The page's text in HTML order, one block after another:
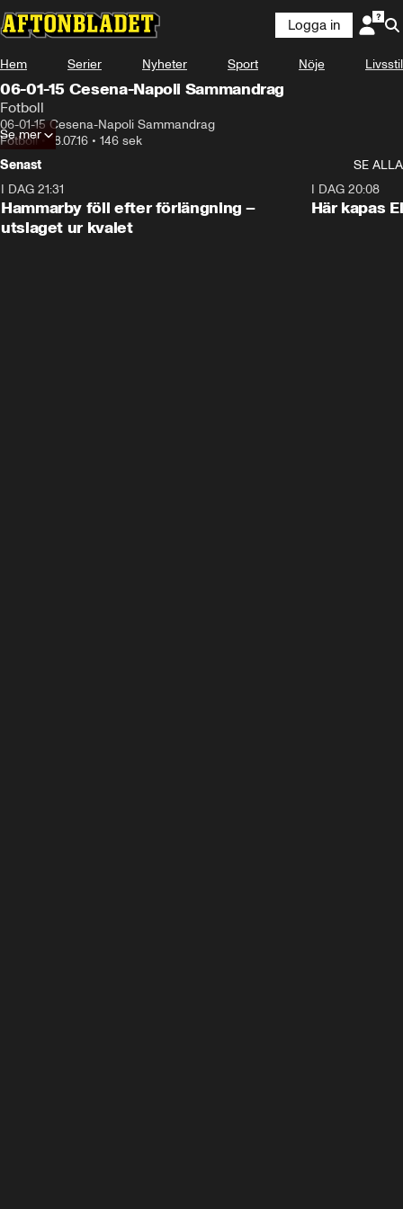
Logga in
Hem Serier Nyheter Sport Nöje Livsstil
06-01-15 Cesena-Napoli Sammandrag
Fotboll
06-01-15 Cesena-Napoli Sammandrag
Fotboll•18.07.16 • 146 sek
Se mer
Senast
SE ALLA
I DAG 21:31
Hammarby föll efter förlängning –
utslaget ur kvalet
I DAG 20:08
Här kapas